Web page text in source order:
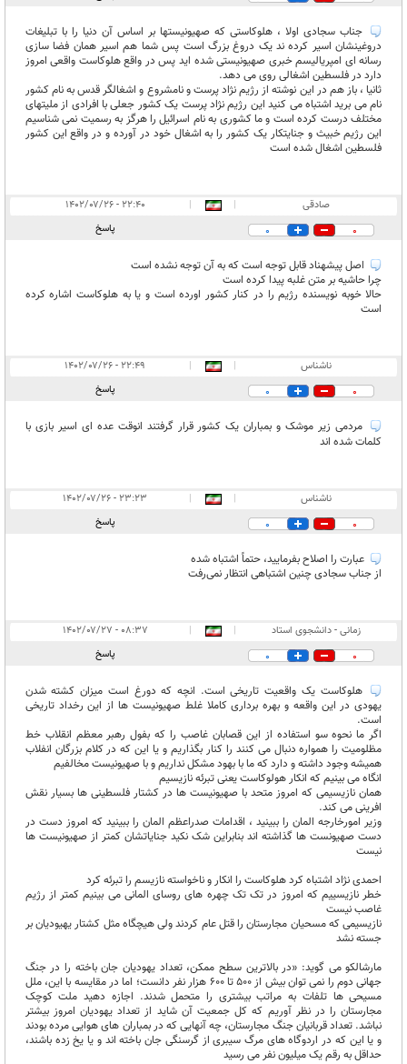
جناب سجادی اولا ، هلوکاستی که صهیونیستها بر اساس آن دنیا را با تبلیغات
دروغینشان اسیر کرده ند یک دروغ بزرگ است پس شما هم اسیر همان فضا سازی
رسانه ای امپریالیسم خبری صهیونیستی شده اید پس در واقع هلوکاست واقعی امروز
دارد در فلسطین اشغالی روی می دهد.
ثانیا ، باز هم در این نوشته از رژیم نژاد پرست و نامشروع و اشغالگر قدس به نام کشور
نام می برید اشتباه می کنید این رژیم نژاد پرست یک کشور جعلی با افرادی از ملیتهای
مختلف درست کرده است و ما کشوری به نام اسرائیل را هرگز به رسمیت نمی شناسیم
این رژیم خبیث و جنایتکار یک کشور را به اشغال خود در آورده و در واقع این کشور
فلسطین اشغال شده است
صادقی |
|
۲۲:۴۰ - ۱۴۰۲/۰۷/۲۶
0
0 پاسخ
اصل پیشهناد قابل توجه است که به آن توجه نشده است
چرا حاشیه بر متن غلبه پیدا کرده است
حالا خوبه نویسنده رژیم را در کنار کشور اورده است و یا به هلوکاست اشاره کرده
است
ناشناس |
|
۲۲:۴۹ - ۱۴۰۲/۰۷/۲۶
0
0 پاسخ
مردمی زیر موشک و بمباران یک کشور قرار گرفتند انوقت عده ای اسیر بازی با
کلمات شده اند
ناشناس |
|
۲۳:۲۳ - ۱۴۰۲/۰۷/۲۶
0
0 پاسخ
عبارت را اصلاح بفرمایید، حتماً اشتباه شده
از جناب سجادی چنین اشتباهی انتظار نمی‌رفت
زمانی - دانشجوی استاد |
|
۰۸:۳۷ - ۱۴۰۲/۰۷/۲۷
0
0 پاسخ
هلوکاست یک واقعیت تاریخی است. انچه که دورغ است میزان کشته شدن
یهودی در این واقعه و بهره برداری کاملا غلط صهیونیست ها از این رخداد تاریخی
است.
اگر ما نحوه سو استفاده از این قصابان غاصب را که بفول رهبر معظم انقلاب خط
مظلومیت را همواره دنبال می کنند را کنار بگذاریم و یا این که در کلام بزرگان انفلاب
همیشه وجود داشته و دارد که ما با بهود مشکل نداریم و با صهیونیست مخالفیم
انگاه می بینیم که انکار هولوکاست یعنی تبرئه نازیسیم
همان نازیسیمی که امروز متحد با صهیونیست ها در کشتار فلسطینی ها بسیار نقش
افرینی می کند.
وزیر امورخارجه المان را ببینید ، اقدامات صدراعظم المان را ببینید که امروز دست در
دست صهیونست ها گذاشته اند بنابراین شک نکید جنایاتشان کمتر از صهیونیست ها
نیست
احمدی نژاد اشتباه کرد هلوکاست را انکار و ناخواسته نازیسم را تبرئه کرد
خطر نازیسییم که امروز در تک تک چهره های روسای المانی می بینیم کمتر از رژیم
غاصب نیست
نازیسیمی که مسحیان مجارستان را قتل عام کردند ولی هیچگاه مثل کشتار یهیودیان بر
جسته نشد
مارشالکو می گوید: «در بالاترین سطح ممکن، تعداد یهودیان جان باخته را در جنگ
جهانی دوم را نمی توان بیش از 500 تا 600 هزار نفر دانست؛ اما در مقایسه با این، ملل
مسیحی ها تلفات به مراتب بیشتری را متحمل شدند. اجازه دهید ملت کوچک
مجارستان را در نظر آوریم که کل جمعیت آن شاید از تعداد یهودیان امروز بیشتر
نباشد. تعداد قربانیان جنگ مجارستان، چه آنهایی که در بمباران های هوایی مرده بودند
و یا این که در اردوگاه های مرگ سیبری از گرسنگی جان باخته اند و یا یخ زده باشند،
حداقل به رقم یک میلیون نفر می رسید